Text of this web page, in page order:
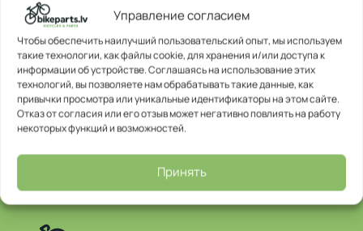
Управление согласием
Чтобы обеспечить наилучший пользовательский опыт, мы используем
такие технологии, как файлы cookie, для хранения и/или доступа к
информации об устройстве. Соглашаясь на использование этих
технологий, вы позволяете нам обрабатывать такие данные, как
привычки просмотра или уникальные идентификаторы на этом сайте.
Отказ от согласия или его отзыв может негативно повлиять на работу
некоторых функций и возможностей.
Принять